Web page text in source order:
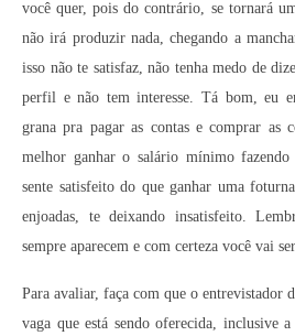
você quer, pois do contrário, se tornará
não irá produzir nada, chegando a
isso não te satisfaz, não tenha medo de
perfil e não tem interesse. Tá bom, eu
grana pra pagar as contas e comprar as
melhor ganhar o salário mínimo fazendo
sente satisfeito do que ganhar uma
enjoadas, te deixando insatisfeito.
sempre aparecem e com certeza você vai
Para avaliar, faça com que o entrevistador
vaga que está sendo oferecida, inclusive